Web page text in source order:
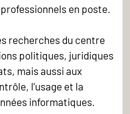
en poste.
recherches du centre
politiques, juridiques
mais aussi aux
l’usage et la
informatiques.